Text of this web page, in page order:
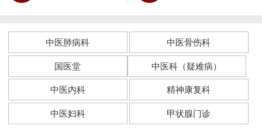
中医肺病科 中医骨伤科
国医堂 中医科（疑难病）
中医内科 精神康复科
中医妇科 甲状腺门诊